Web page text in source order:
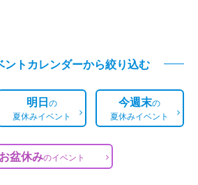
ントカレンダーから絞り込む
明日の
夏休みイベント
今週末の
夏休みイベント
お盆休みのイベント